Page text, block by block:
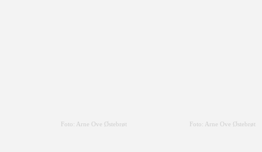
Foto: Arne Ove Østebrøt Foto: Arne Ove Østebrøt